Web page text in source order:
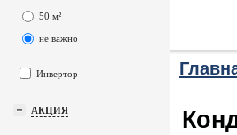
50 м²
не важно
Инвертор
АКЦИЯ